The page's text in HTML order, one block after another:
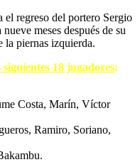
el regreso del portero Sergio
meses después de su
la piernas izquierda.
18 jugadores:
Costa, Marín, Víctor
Ramiro, Soriano,